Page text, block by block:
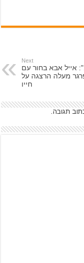
Next
אייל אבא בחור עם
מעלה הרצגה על
חייו
תגובה.